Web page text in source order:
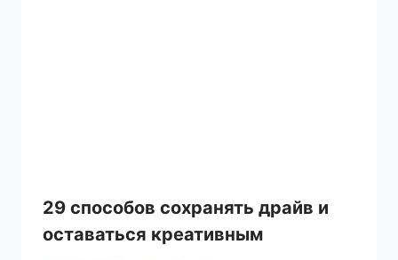
29 способов сохранять драйв и
оставаться креативным